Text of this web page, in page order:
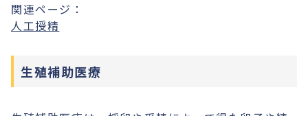
関連ページ：
人工授精
生殖補助医療